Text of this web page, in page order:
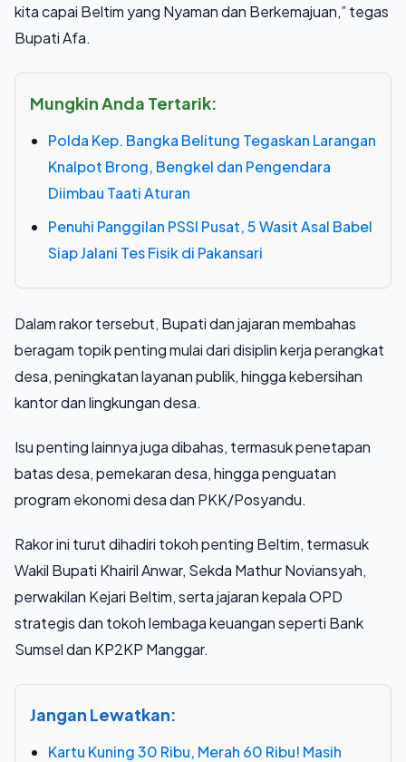
kita capai Beltim yang Nyaman dan Berkemajuan,” tegas
Bupati Afa.
Mungkin Anda Tertarik:
Polda Kep. Bangka Belitung Tegaskan Larangan
Knalpot Brong, Bengkel dan Pengendara
Diimbau Taati Aturan
Penuhi Panggilan PSSI Pusat, 5 Wasit Asal Babel
Siap Jalani Tes Fisik di Pakansari
Dalam rakor tersebut, Bupati dan jajaran membahas
beragam topik penting mulai dari disiplin kerja perangkat
desa, peningkatan layanan publik, hingga kebersihan
kantor dan lingkungan desa.
Isu penting lainnya juga dibahas, termasuk penetapan
batas desa, pemekaran desa, hingga penguatan
program ekonomi desa dan PKK/Posyandu.
Rakor ini turut dihadiri tokoh penting Beltim, termasuk
Wakil Bupati Khairil Anwar, Sekda Mathur Noviansyah,
perwakilan Kejari Beltim, serta jajaran kepala OPD
strategis dan tokoh lembaga keuangan seperti Bank
Sumsel dan KP2KP Manggar.
Jangan Lewatkan:
Kartu Kuning 30 Ribu, Merah 60 Ribu! Masih